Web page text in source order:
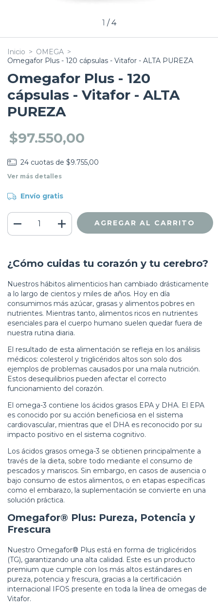
1 /4
Inicio > OMEGA >
Omegafor Plus - 120 cápsulas - Vitafor - ALTA PUREZA
Omegafor Plus - 120
cápsulas - Vitafor - ALTA
PUREZA
$97.550,00
24 cuotas de $9.755,00
Ver más detalles
Envío gratis
¿Cómo cuidas tu corazón y tu cerebro?
Nuestros hábitos alimenticios han cambiado drásticamente
a lo largo de cientos y miles de años. Hoy en día
consumimos más azúcar, grasas y alimentos pobres en
nutrientes. Mientras tanto, alimentos ricos en nutrientes
esenciales para el cuerpo humano suelen quedar fuera de
nuestra rutina diaria.
El resultado de esta alimentación se refleja en los análisis
médicos: colesterol y triglicéridos altos son solo dos
ejemplos de problemas causados por una mala nutrición.
Estos desequilibrios pueden afectar el correcto
funcionamiento del corazón.
El omega-3 contiene los ácidos grasos EPA y DHA. El EPA
es conocido por su acción beneficiosa en el sistema
cardiovascular, mientras que el DHA es reconocido por su
impacto positivo en el sistema cognitivo.
Los ácidos grasos omega-3 se obtienen principalmente a
través de la dieta, sobre todo mediante el consumo de
pescados y mariscos. Sin embargo, en casos de ausencia o
bajo consumo de estos alimentos, o en etapas específicas
como el embarazo, la suplementación se convierte en una
solución práctica.
Omegafor® Plus: Pureza, Potencia y
Frescura
Nuestro Omegafor® Plus está en forma de triglicéridos
(TG), garantizando una alta calidad. Este es un producto
premium que cumple con los más altos estándares en
pureza, potencia y frescura, gracias a la certificación
internacional IFOS presente en toda la línea de omegas de
Vitafor.